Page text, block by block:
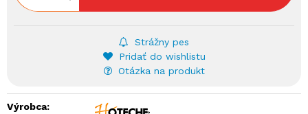
Strážny pes
Pridať do wishlistu
Otázka na produkt
Výrobca: